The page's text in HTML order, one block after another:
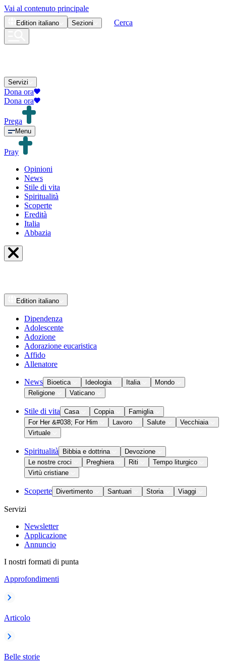
Vai al contenuto principale
Edition italiano Sezioni Cerca
Servizi
Dona ora
Dona ora
Prega
Menu
Pray
Opinioni
News
Stile di vita
Spiritualità
Scoperte
Eredità
Italia
Abbazia
Edition italiano
Dipendenza
Adolescente
Adozione
Adorazione eucaristica
Affido
Allenatore
News Bioetica Ideologia Italia
Mondo
Religione
Vaticano
Stile di vita Casa Coppia
Famiglia
For Her &#038; For Him
Lavoro Salute
Vecchiaia
Virtuale
Spiritualità Bibbia e dottrina
Devozione
Le nostre croci
Preghiera Riti
Tempo liturgico
Virtù cristiane
Scoperte Divertimento Santuari Storia Viaggi
Servizi
Newsletter
Applicazione
Annuncio
I nostri formati di punta
Approfondimenti
Articolo
Belle storie